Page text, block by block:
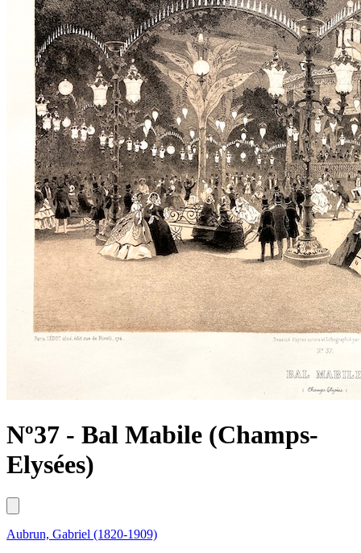
Nº37 - Bal Mabile (Champs-
Elysées)
Aubrun, Gabriel (1820-1909)